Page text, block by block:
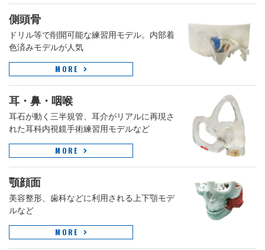
側頭骨
ドリル等で削開可能な練習用モデル。内部着
色済みモデルが人気
MORE
耳・鼻・咽喉
耳石が動く三半規管、耳介がリアルに再現さ
れた耳科内視鏡手術練習用モデルなど
MORE
顎顔面
美容整形、歯科などに利用される上下顎モデ
ルなど
MORE